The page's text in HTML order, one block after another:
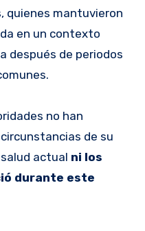
quienes mantuvieron
en un contexto
después de periodos
no han
de su
actual ni los
durante este